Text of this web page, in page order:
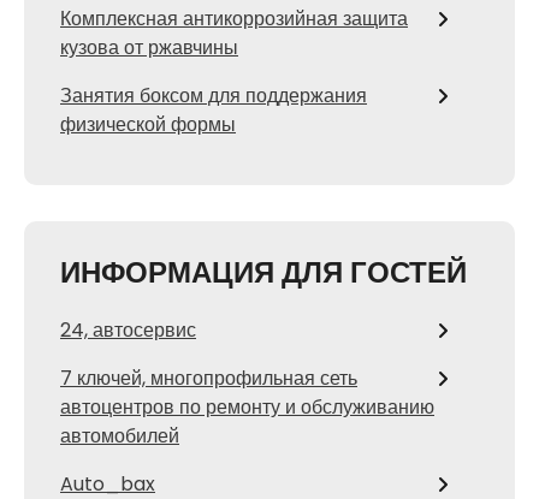
Комплексная антикоррозийная защита
кузова от ржавчины
Занятия боксом для поддержания
физической формы
ИНФОРМАЦИЯ ДЛЯ ГОСТЕЙ
24, автосервис
7 ключей, многопрофильная сеть
автоцентров по ремонту и обслуживанию
автомобилей
Auto_bax